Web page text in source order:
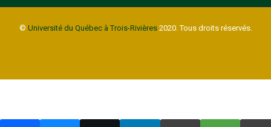
© Université du Québec à Trois-Rivières2020. Tous droits réservés.